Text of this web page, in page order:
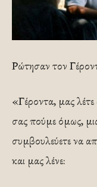
Ρώτησαν τον
«Γέροντα, μας
σας πούμε όμως,
συμβουλεύετε να
και μας λένε: